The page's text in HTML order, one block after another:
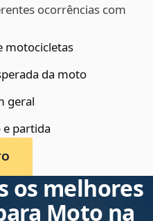
ocorrências com
motocicletas
da moto
geral
e partida
os melhores
Moto na